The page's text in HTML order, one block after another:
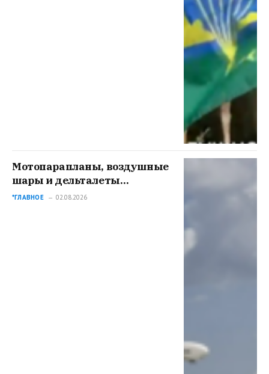
Мотопарапланы, воздушные
шары и дельталеты
показали на фестивале
*ГЛАВНОЕ 02.08.2026